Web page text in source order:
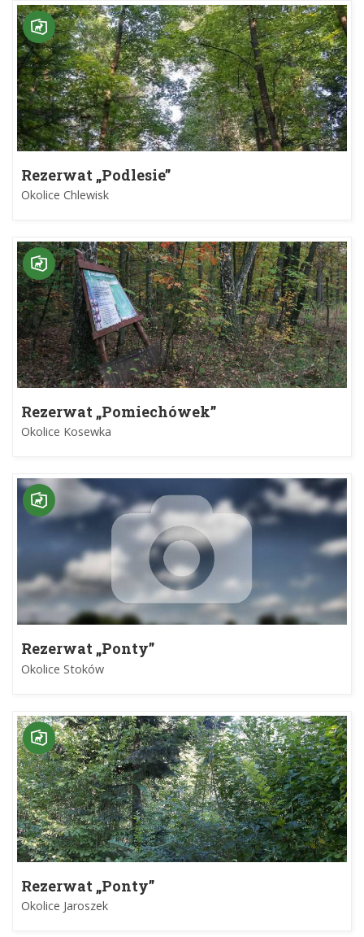
Rezerwat „Podlesie”
Okolice Chlewisk
Rezerwat „Pomiechówek”
Okolice Kosewka
Rezerwat „Ponty”
Okolice Stoków
Rezerwat „Ponty”
Okolice Jaroszek